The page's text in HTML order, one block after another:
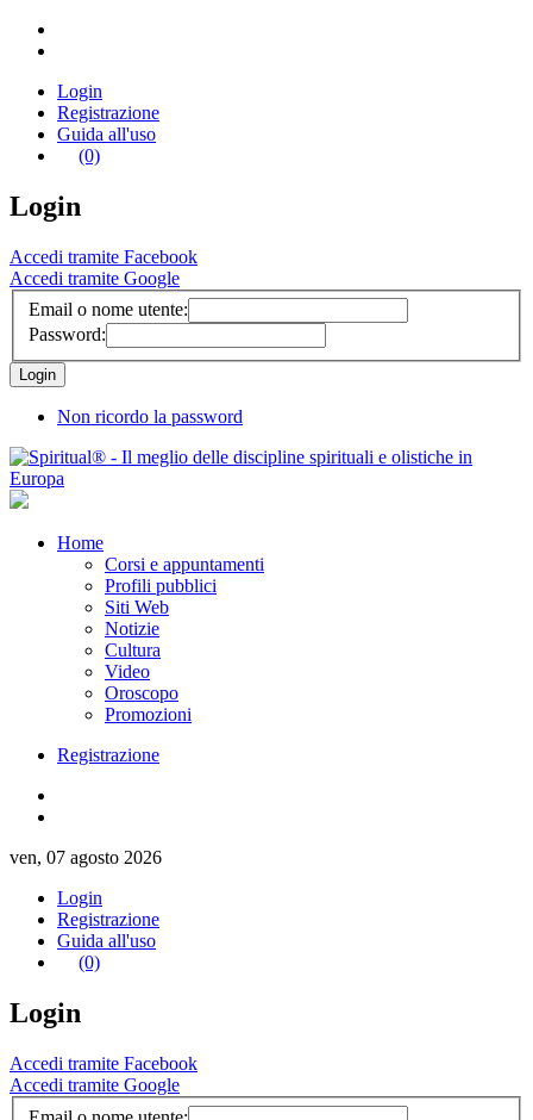
Login
Registrazione
Guida all'uso
(0)
Login
Accedi tramite Facebook
Accedi tramite Google
Email o nome utente:
Password:
Non ricordo la password
Home
Corsi e appuntamenti
Profili pubblici
Siti Web
Notizie
Cultura
Video
Oroscopo
Promozioni
Registrazione
ven, 07 agosto 2026
Login
Registrazione
Guida all'uso
(0)
Login
Accedi tramite Facebook
Accedi tramite Google